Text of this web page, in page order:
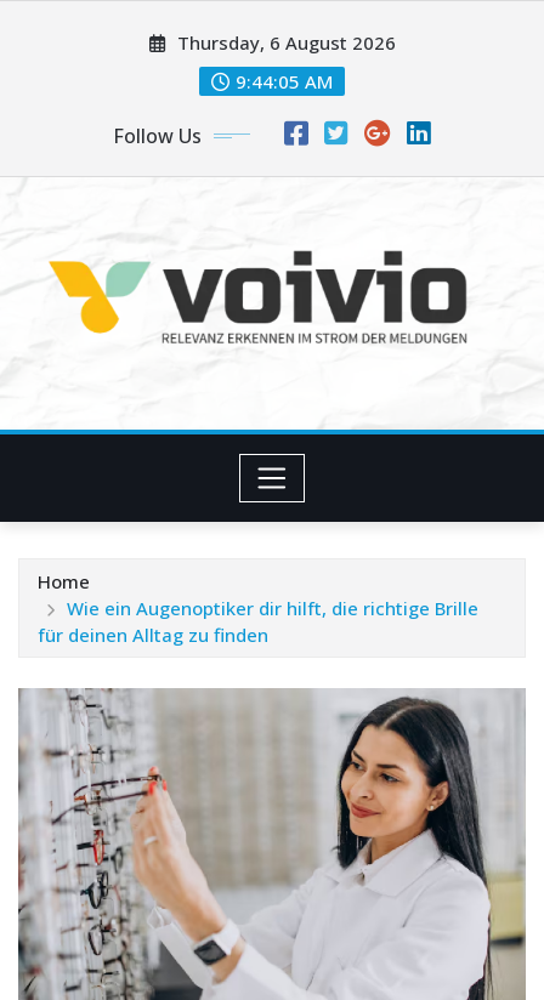
Thursday, 6 August 2026
9:44:05 AM
Follow Us
Home
Wie ein Augenoptiker dir hilft, die richtige Brille
für deinen Alltag zu finden